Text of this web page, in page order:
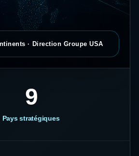
· Direction Groupe USA
9
Pays stratégiques